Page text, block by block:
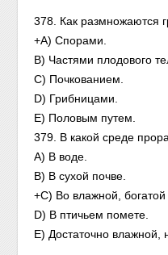
378. Как размножаются
+А) Спорами.
В) Частями плодового
C) Почкованием.
D) Грибницами.
Е) Половым путем.
379. В какой среде
А) В воде.
В) В сухой почве.
+С) Во влажной, богатой
D) В птичьем помете.
Е) Достаточно влажной,